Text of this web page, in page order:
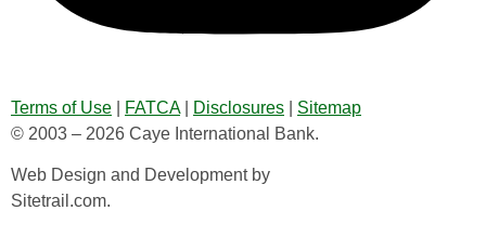
Terms of Use FATCA| Disclosures
Sitemap
© 2003 – 2026 Caye International Bank.
Web Design and Development by
Sitetrail.com.